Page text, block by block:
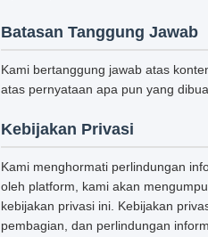
Batasan Tanggung Jawab
Kami bertanggung jawab atas
atas pernyataan apa pun yang
Kebijakan Privasi
Kami menghormati perlindungan
oleh platform, kami akan
kebijakan privasi ini. Kebijakan
pembagian, dan perlindungan